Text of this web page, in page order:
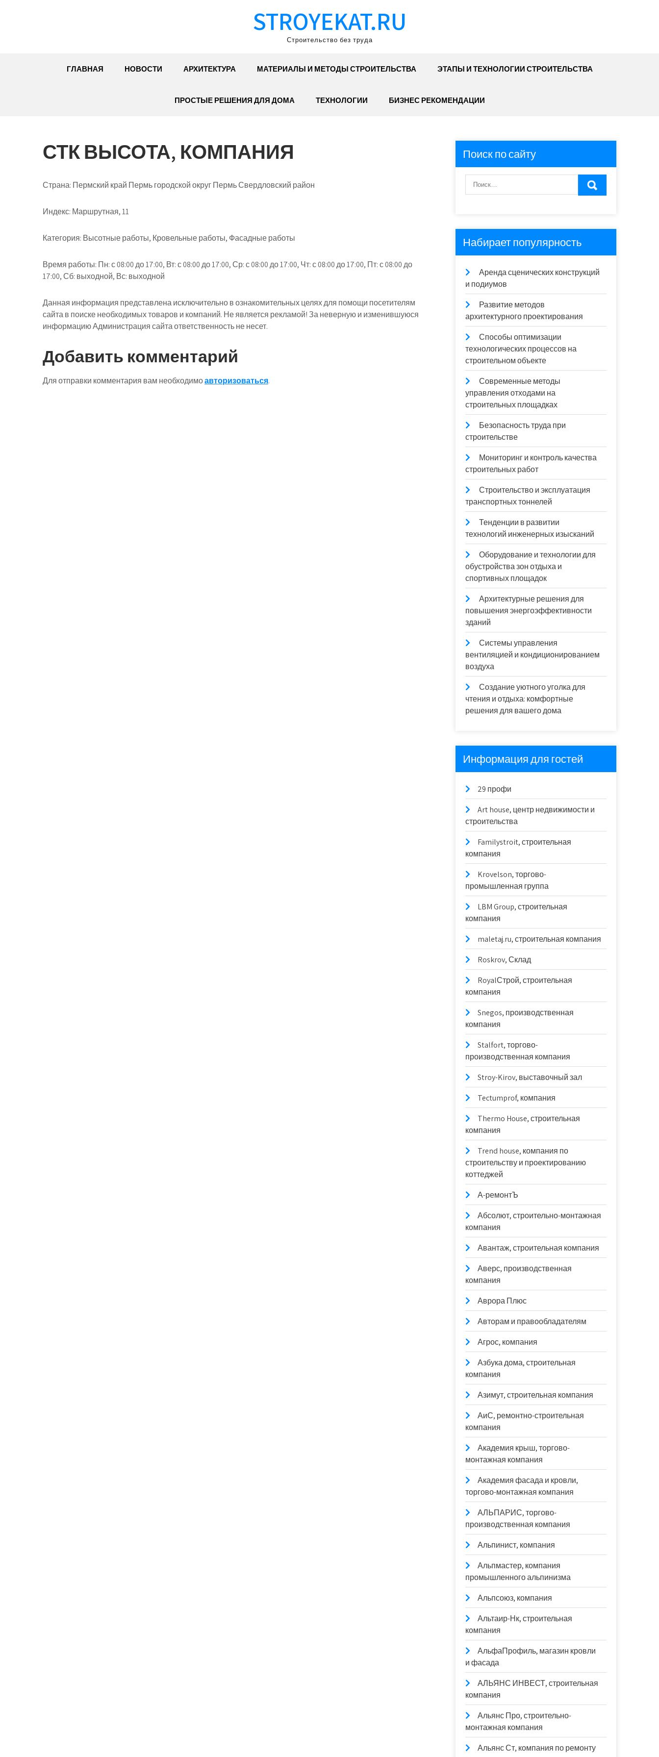
STROYEKAT.RU
Строительство без труда
ГЛАВНАЯ НОВОСТИ АРХИТЕКТУРА МАТЕРИАЛЫ И МЕТОДЫ СТРОИТЕЛЬСТВА ЭТАПЫ И ТЕХНОЛОГИИ СТРОИТЕЛЬСТВА
ПРОСТЫЕ РЕШЕНИЯ ДЛЯ ДОМА ТЕХНОЛОГИИ БИЗНЕС РЕКОМЕНДАЦИИ
СТК ВЫСОТА, КОМПАНИЯ
Страна: Пермский край Пермь городской округ Пермь Свердловский район
Индекс: Маршрутная, 11
Категория: Высотные работы, Кровельные работы, Фасадные работы
Время работы: Пн: с 08:00 до 17:00, Вт: с 08:00 до 17:00, Ср: с 08:00 до 17:00, Чт: с 08:00 до 17:00, Пт: с 08:00 до
17:00, Сб: выходной, Вс: выходной
Данная информация представлена исключительно в ознакомительных целях для помощи посетителям
сайта в поиске необходимых товаров и компаний. Не является рекламой! За неверную и изменившуюся
информацию Администрация сайта ответственность не несет.
Добавить комментарий
Для отправки комментария вам необходимоавторизоваться.
Поиск по сайту
Набирает популярность
Аренда сценических конструкций
и подиумов
Развитие методов
архитектурного проектирования
Способы оптимизации
технологических процессов на
строительном объекте
Современные методы
управления отходами на
строительных площадках
Безопасность труда при
строительстве
Мониторинг и контроль качества
строительных работ
Строительство и эксплуатация
транспортных тоннелей
Тенденции в развитии
технологий инженерных изысканий
Оборудование и технологии для
обустройства зон отдыха и
спортивных площадок
Архитектурные решения для
повышения энергоэффективности
зданий
Системы управления
вентиляцией и кондиционированием
воздуха
Создание уютного уголка для
чтения и отдыха: комфортные
решения для вашего дома
Информация для гостей
29 профи
Art house, центр недвижимости и
строительства
Familystroit, строительная
компания
Krovelson, торгово-
промышленная группа
LBM Group, строительная
компания
maletaj.ru, строительная компания
Roskrov, Склад
RoyalСтрой, строительная
компания
Snegos, производственная
компания
Stalfort, торгово-
производственная компания
Stroy-Kirov, выставочный зал
Tectumprof, компания
Thermo House, строительная
компания
Trend house, компания по
строительству и проектированию
коттеджей
А-ремонтЪ
Абсолют, строительно-монтажная
компания
Авантаж, строительная компания
Аверс, производственная
компания
Аврора Плюс
Авторам и правообладателям
Агрос, компания
Азбука дома, строительная
компания
Азимут, строительная компания
АиС, ремонтно-строительная
компания
Академия крыш, торгово-
монтажная компания
Академия фасада и кровли,
торгово-монтажная компания
АЛЬПАРИС, торгово-
производственная компания
Альпинист, компания
Альпмастер, компания
промышленного альпинизма
Альпсоюз, компания
Альтаир-Нк, строительная
компания
АльфаПрофиль, магазин кровли
и фасада
АЛЬЯНС ИНВЕСТ, строительная
компания
Альянс Про, строительно-
монтажная компания
Альянс Ст, компания по ремонту